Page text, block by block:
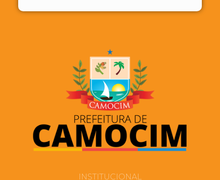
INSTITUCIONAL